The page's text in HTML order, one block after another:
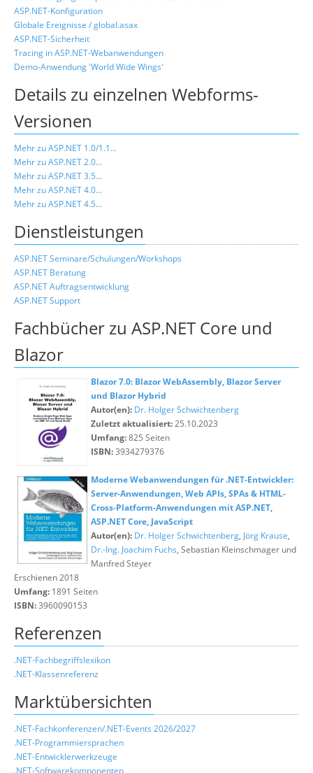
ASP.NET-Konfiguration
Globale Ereignisse / global.asax
ASP.NET-Sicherheit
Tracing in ASP.NET-Webanwendungen
Demo-Anwendung 'World Wide Wings'
Details zu einzelnen Webforms-
Versionen
Mehr zu ASP.NET 1.0/1.1...
Mehr zu ASP.NET 2.0...
Mehr zu ASP.NET 3.5...
Mehr zu ASP.NET 4.0...
Mehr zu ASP.NET 4.5...
Dienstleistungen
ASP.NET Seminare/Schulungen/Workshops
ASP.NET Beratung
ASP.NET Auftragsentwicklung
ASP.NET Support
Fachbücher zu ASP.NET Core und
Blazor
Blazor 7.0: Blazor WebAssembly, Blazor Server
und Blazor Hybrid
Autor(en): Dr. Holger Schwichtenberg
Zuletzt aktualisiert:25.10.2023
Umfang:825 Seiten
ISBN:3934279376
Moderne Webanwendungen für .NET-Entwickler:
Server-Anwendungen, Web APIs, SPAs & HTML-
Cross-Platform-Anwendungen mit ASP.NET,
ASP.NET Core, JavaScript
Autor(en): Dr. Holger Schwichtenberg, Jörg Krause,
Dr.-Ing. Joachim Fuchs, Sebastian Kleinschmager und
Manfred Steyer
Erschienen 2018
Umfang: 1891 Seiten
ISBN:3960090153
Referenzen
.NET-Fachbegriffslexikon
.NET-Klassenreferenz
Marktübersichten
.NET-Fachkonferenzen/.NET-Events 2026/2027
.NET-Programmiersprachen
.NET-Entwicklerwerkzeuge
.NET-Softwarekomponenten